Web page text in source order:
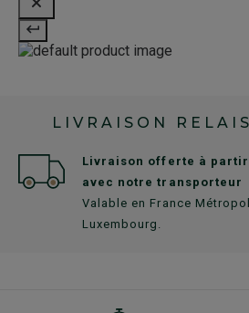
LIVRAISON
Livraison offerte à partir
avec notre transporteur
Valable en France
Luxembourg.